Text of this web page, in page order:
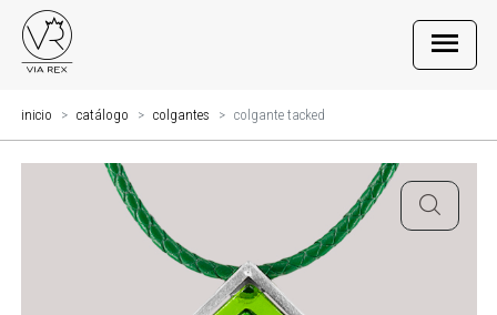
inicio catálogo colgantes colgante tacked